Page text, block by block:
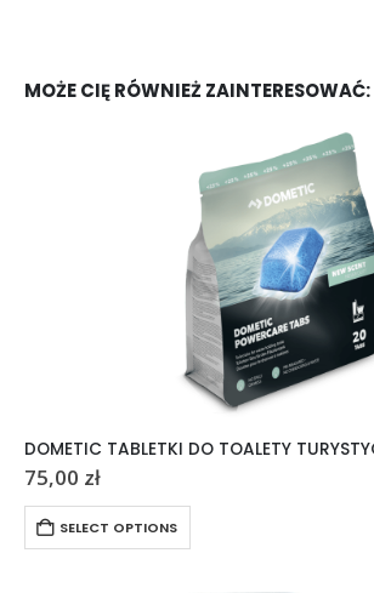
MOŻE CIĘ RÓWNIEŻ ZAINTERESOWAĆ:
75,00 zł
SELECT OPTIONS